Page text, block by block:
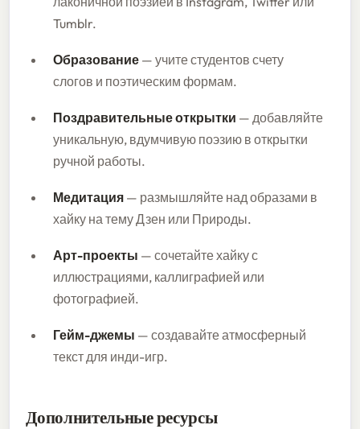
Tumblr.
Образование — учите студентов счету
слогов и поэтическим формам.
Поздравительные открытки — добавляйте
уникальную, вдумчивую поэзию в открытки
ручной работы.
Медитация — размышляйте над образами в
хайку на тему Дзен или Природы.
Арт-проекты — сочетайте хайку с
иллюстрациями, каллиграфией или
фотографией.
Гейм-джемы — создавайте атмосферный
текст для инди-игр.
Дополнительные ресурсы